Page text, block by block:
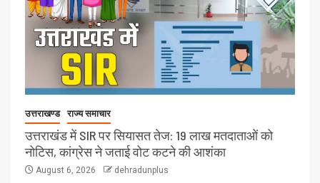
उत्तराखण्ड राज्य समाचार
उत्तराखंड में SIR पर सियासत तेज: 19 लाख मतदाताओं को
नोटिस, कांग्रेस ने जताई वोट कटने की आशंका
August 6, 2026 dehradunplus